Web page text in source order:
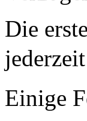
Die
Einige